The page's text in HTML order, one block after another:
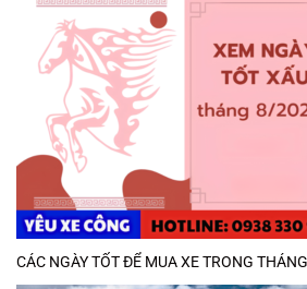
CÁC NGÀY TỐT ĐỂ MUA XE TRONG